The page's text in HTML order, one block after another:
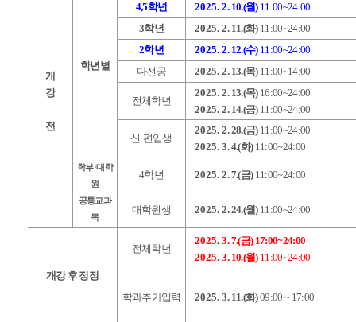
개
강
전
학년별
4,5학년
2025. 2. 10.(월)11:00~24:00
3학년
2025. 2. 11.(화)11:00~24:00
2학년
2025. 2. 12.(수)11:00~24:00
다전공
2025. 2. 13.(목)11:00~14:00
전체학년
2025. 2. 13.(목)16:00~24:00
2025. 2. 14.(금)11:00~24:00
신·편입생
2025. 2. 28.(금)11:00~24:00
2025. 3. 4.(화)11:00~24:00
학부·대학
원
공통교과
목
4학년 2025. 2. 7.(금)11:00~24:00
대학원생 2025. 2. 24.(월)11:00~24:00
개강 후 정정
전체학년
2025. 3. 7.(금) 17:00~24:00
2025. 3. 10.(월)11:00~24:00
학과추가입력 2025. 3. 11.(화)09:00 ~ 17:00